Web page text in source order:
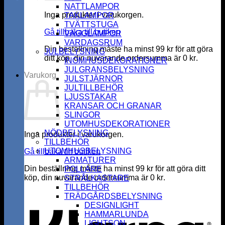
Inga produkter i varukorgen.
Gå tillbaka till butiken
Din beställning måste ha minst99 kr för att göra
ditt köp, din nuvarande ordersumma är 0 kr.
Varukorg
Inga produkter i varukorgen.
Gå tillbaka till butiken
Din beställning måste ha minst99 kr för att göra ditt
köp, din nuvarande ordersumma är 0 kr.
NATTLAMPOR
TAKLAMPOR
TVÄTTSTUGA
VÄGGLAMPOR
VARDAGSRUM
JULBELYSNING
INOMHUSDEKORATIONER
JULGRANSBELYSNING
JULSTJÄRNOR
JULTILLBEHÖR
LJUSSTAKAR
KRANSAR OCH GRANAR
SLINGOR
UTOMHUSDEKORATIONER
NÖDBELYSNING
TILLBEHÖR
UTOMHUSBELYSNING
ARMATURER
POLLARE
STRÅLKASTARE
TILLBEHÖR
TRÄDGÅRDSBELYSNING
DESIGNLIGHT
HAMMARLUNDA
LIGHTSON